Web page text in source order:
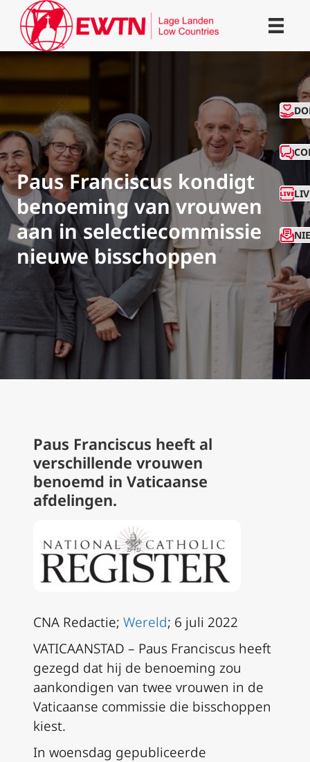
Paus Franciscus kondigt
benoeming van vrouwen
aan in selectiecommissie
nieuwe bisschoppen
Paus Franciscus heeft al
verschillende vrouwen
benoemd in Vaticaanse
afdelingen.
CNA Redactie; Wereld; 6 juli 2022
VATICAANSTAD – Paus Franciscus heeft
gezegd dat hij de benoeming zou
aankondigen van twee vrouwen in de
Vaticaanse commissie die bisschoppen
kiest.
In woensdag gepubliceerde